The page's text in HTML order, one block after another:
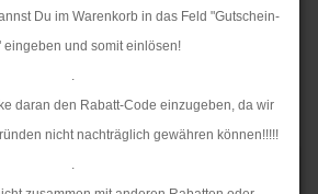
Du im Warenkorb in das Feld "Gutschein-
eingeben und somit einlösen!
.
daran den Rabatt-Code einzugeben, da wir
nicht nachträglich gewähren können!!!!!
.